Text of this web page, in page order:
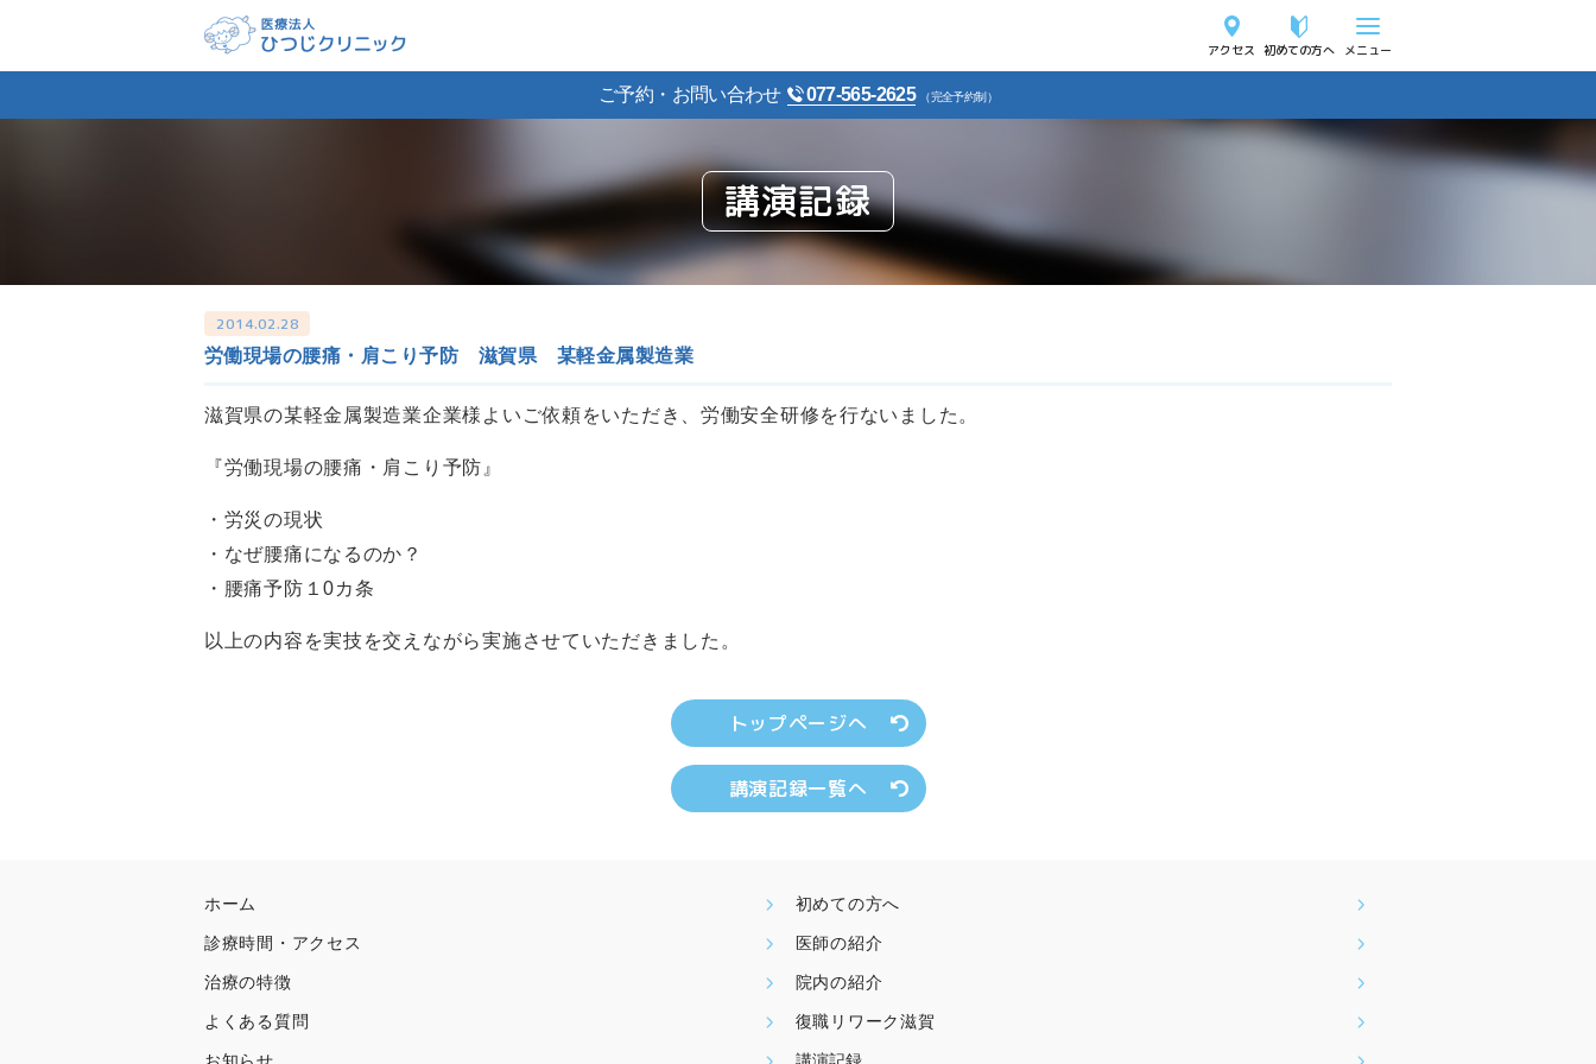
アクセス 初めての方へ メニュー
ご予約・お問い合わせ 077-565-2625 （完全予約制）
講演記録
2014.02.28
労働現場の腰痛・肩こり予防 滋賀県 某軽金属製造業
滋賀県の某軽金属製造業企業様よいご依頼をいただき、労働安全研修を行ないました。
『労働現場の腰痛・肩こり予防』
・労災の現状
・なぜ腰痛になるのか？
・腰痛予防１0カ条
以上の内容を実技を交えながら実施させていただきました。
トップページへ
講演記録一覧へ
ホーム 初めての方へ
診療時間・アクセス 医師の紹介
治療の特徴 院内の紹介
よくある質問 復職リワーク滋賀